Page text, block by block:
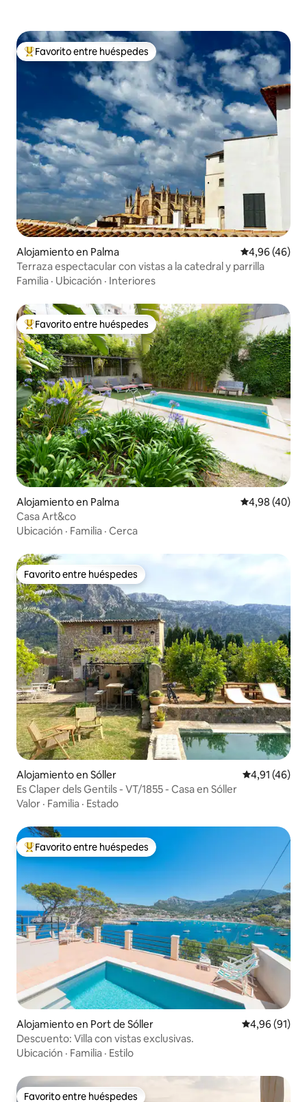
Favorito entre los huéspedes más destacados
Favorito entre huéspedes
Alojamiento en Palma Calificación
4,96 (46)
Terraza espectacular con vistas a la catedral y parrilla
Familia · Ubicación · Interiores
Favorito entre los huéspedes más destacados
Favorito entre huéspedes
Alojamiento en Palma Calificación
4,98 (40)
Casa Art&co
Ubicación · Familia · Cerca
Favorito entre huéspedes
Favorito entre huéspedes
Alojamiento en Sóller Calificación
4,91 (46)
Es Claper dels Gentils - VT/1855 - Casa en Sóller
Valor · Familia · Estado
Favorito entre los huéspedes más destacados
Favorito entre huéspedes
Alojamiento en Port de Sóller Calificación
4,96 (91)
Descuento: Villa con vistas exclusivas.
Ubicación · Familia · Estilo
Favorito entre huéspedes